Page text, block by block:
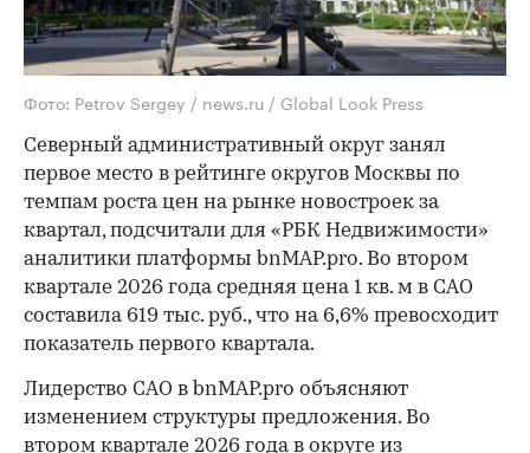
Фото: Petrov Sergey / news.ru / Global Look Press
Северный административный округ занял
первое место в рейтинге округов Москвы по
темпам роста цен на рынке новостроек за
квартал, подсчитали для «РБК Недвижимости»
аналитики платформы bnMAP.pro. Во втором
квартале 2026 года средняя цена 1 кв. м в САО
составила 619 тыс. руб., что на 6,6% превосходит
показатель первого квартала.
Лидерство САО в bnMAP.pro объясняют
изменением структуры предложения. Во
втором квартале 2026 года в округе из